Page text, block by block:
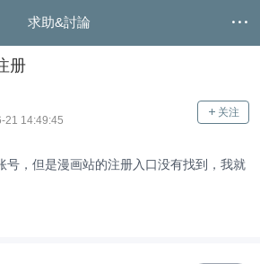
求助&討論
册
14:49:45
关注
号，但是漫画站的注册入口没有找到，我就